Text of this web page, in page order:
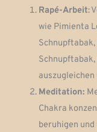
Rapé-Arbeit:
wie Pimienta
Meditation:
Chakra
beruhigen